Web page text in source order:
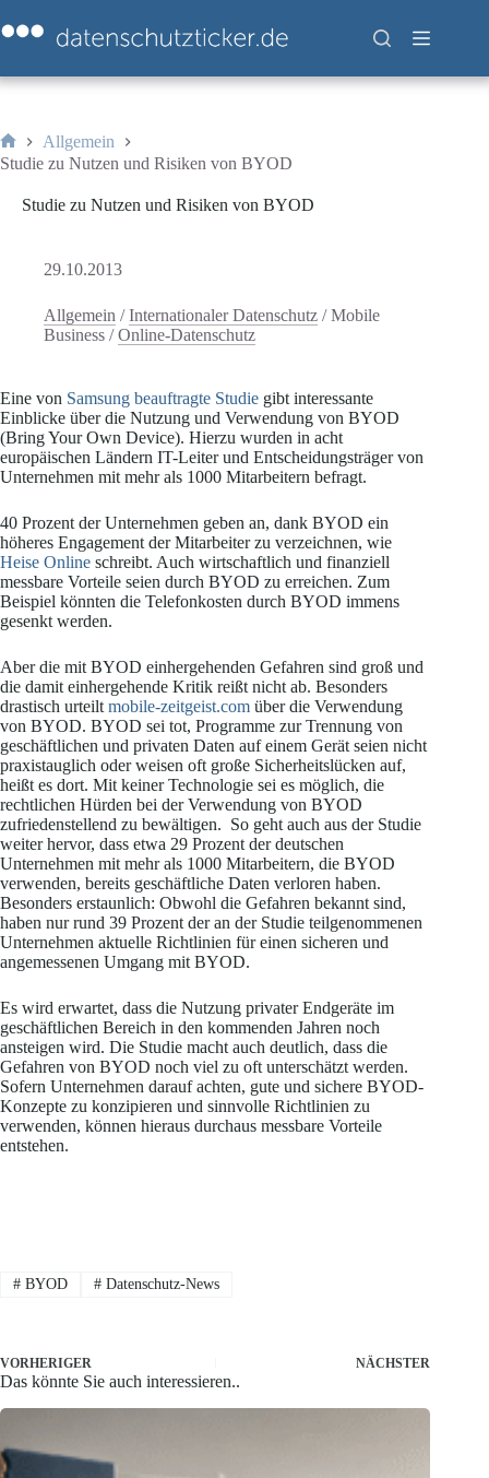
Inhalt
springen
Start
Allgemein
Studie zu Nutzen und Risiken von BYOD
Studie zu Nutzen und Risiken von BYOD
29.10.2013
Allgemein /Internationaler Datenschutz /Mobile
Business /Online-Datenschutz
Eine von Samsung beauftragte Studie gibt interessante
Einblicke über die Nutzung und Verwendung von BYOD
(Bring Your Own Device). Hierzu wurden in acht
europäischen Ländern IT-Leiter und Entscheidungsträger von
Unternehmen mit mehr als 1000 Mitarbeitern befragt.
40 Prozent der Unternehmen geben an, dank BYOD ein
höheres Engagement der Mitarbeiter zu verzeichnen, wie
Heise Online schreibt. Auch wirtschaftlich und finanziell
messbare Vorteile seien durch BYOD zu erreichen. Zum
Beispiel könnten die Telefonkosten durch BYOD immens
gesenkt werden.
Aber die mit BYOD einhergehenden Gefahren sind groß und
die damit einhergehende Kritik reißt nicht ab. Besonders
drastisch urteilt mobile-zeitgeist.com über die Verwendung
von BYOD. BYOD sei tot, Programme zur Trennung von
geschäftlichen und privaten Daten auf einem Gerät seien nicht
praxistauglich oder weisen oft große Sicherheitslücken auf,
heißt es dort. Mit keiner Technologie sei es möglich, die
rechtlichen Hürden bei der Verwendung von BYOD
zufriedenstellend zu bewältigen. So geht auch aus der Studie
weiter hervor, dass etwa 29 Prozent der deutschen
Unternehmen mit mehr als 1000 Mitarbeitern, die BYOD
verwenden, bereits geschäftliche Daten verloren haben.
Besonders erstaunlich: Obwohl die Gefahren bekannt sind,
haben nur rund 39 Prozent der an der Studie teilgenommenen
Unternehmen aktuelle Richtlinien für einen sicheren und
angemessenen Umgang mit BYOD.
Es wird erwartet, dass die Nutzung privater Endgeräte im
geschäftlichen Bereich in den kommenden Jahren noch
ansteigen wird. Die Studie macht auch deutlich, dass die
Gefahren von BYOD noch viel zu oft unterschätzt werden.
Sofern Unternehmen darauf achten, gute und sichere BYOD-
Konzepte zu konzipieren und sinnvolle Richtlinien zu
verwenden, können hieraus durchaus messbare Vorteile
entstehen.
#BYOD #Datenschutz-News
VORHERIGER NÄCHSTER
Das könnte Sie auch interessieren..